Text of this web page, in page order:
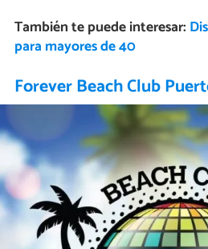
También te puede interesar:
para mayores de 40
Forever Beach Club